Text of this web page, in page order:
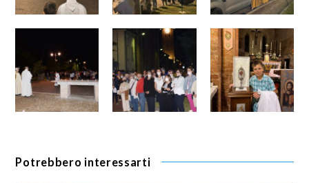
Potrebbero interessarti